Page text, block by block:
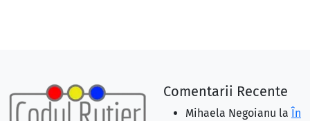
Comentarii Recente
Mihaela Negoianu la În